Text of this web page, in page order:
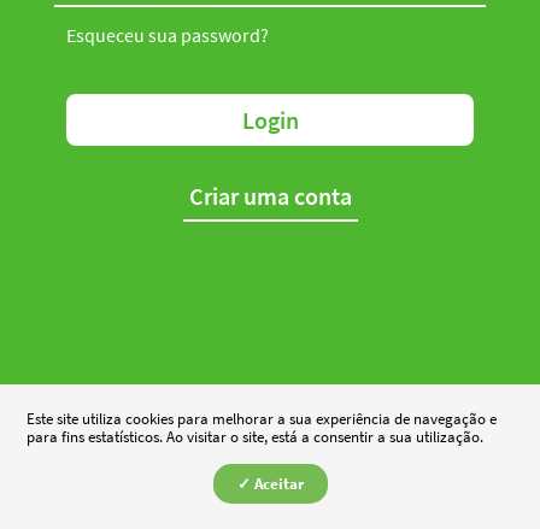
Esqueceu sua password?
Login
Criar uma conta
Este site utiliza cookies para melhorar a sua experiência de navegação e
para fins estatísticos. Ao visitar o site, está a consentir a sua utilização.
✓ Aceitar